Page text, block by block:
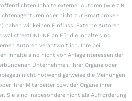
Inhalte externer Autoren (wie z.B.
oder nicht zur Smartbroker-
haben wir keinen Einfluss. Externe Autoren
an.Für die Inhalte sind
Autoren verantwortlich. Ihre bei
Inhalte sind nicht von Anlageinteressen der
Unternehmen, ihrer Organe oder
nicht notwendigerweise die Meinungen
ihrer Mitarbeiter bzw. der Organe ihrer
Sie sind insbesondere nicht als Aufforderung